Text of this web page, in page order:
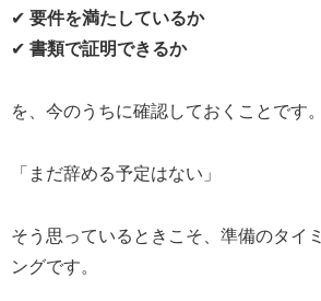
✔要件を満たしているか
✔書類で証明できるか
を、今のうちに確認しておくことです。
「まだ辞める予定はない」
そう思っているときこそ、準備のタイミ
ングです。